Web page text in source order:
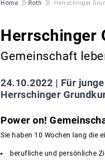
Pfadnavigation
Home Roth Herrschinger
Herrschinger
Gemeinschaft
24.10.2022 | Für
Herrschinger
Power on!
Sie haben 10 Wochen lang die
berufliche und persönliche